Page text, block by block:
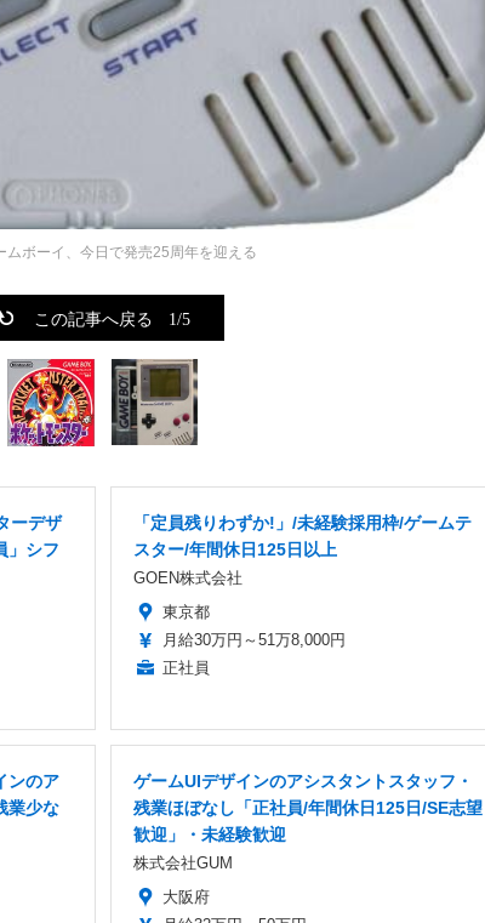
ムボーイ、今日で発売25周年を迎える
この記事へ戻る 1/5
ーデザ
」シフ
「定員残りわずか!」/未経験採用枠/ゲームテ
スター/年間休日125日以上
GOEN株式会社
東京都
月給30万円～51万8,000円
正社員
ンのア
業少な
ゲームUIデザインのアシスタントスタッフ・
残業ほぼなし「正社員/年間休日125日/SE志望
歓迎」・未経験歓迎
株式会社GUM
大阪府